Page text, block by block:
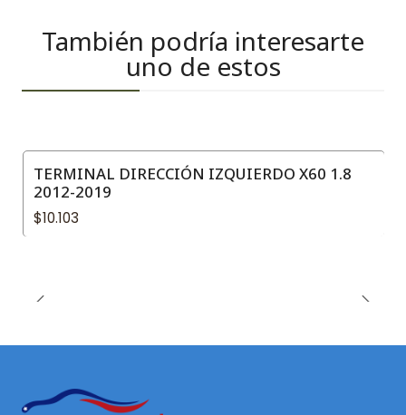
También podría interesarte
uno de estos
TERMINAL DIRECCIÓN IZQUIERDO X60 1.8
2012-2019
$10.103